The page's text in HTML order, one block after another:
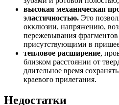
высокая механическая
эластичностью. Это
окклюзии, напряжению,
пережевывания
присутствующими в
тепловое расширение,
близком расстоянии от
длительное время
краевого прилегания.
Недостатки